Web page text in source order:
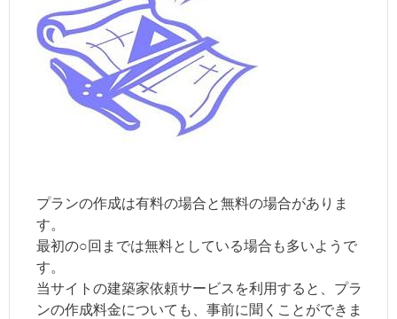
プランの作成は有料の場合と無料の場合がありま
す。
最初の○回までは無料としている場合も多いようで
す。
当サイトの建築家依頼サービスを利用すると、プラ
ンの作成料金についても、事前に聞くことができま